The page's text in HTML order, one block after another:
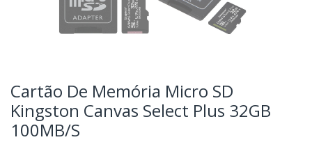
Cartão De Memória Micro SD
Kingston Canvas Select Plus 32GB
100MB/s